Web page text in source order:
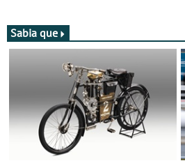
Sabia que